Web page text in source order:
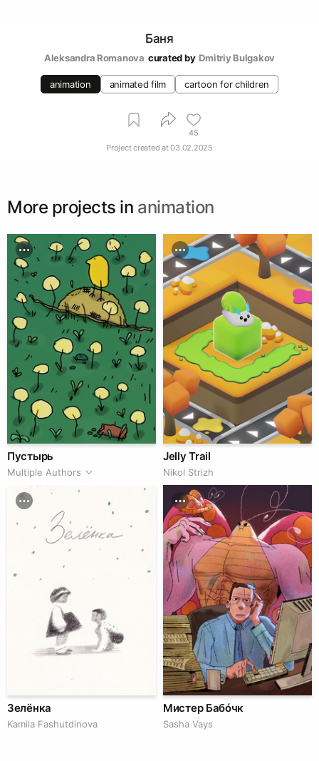
Баня
Aleksandra Romanova curated by Dmitriy Bulgakov
animation animated film cartoon for children
45
Project created at03.02.2025
More projects in animation
Пустырь
Multiple Authors
Jelly Trail
Nikol Strizh
Зелёнка
Kamila Fashutdinova
Мистер Бабóчк
Sasha Vays